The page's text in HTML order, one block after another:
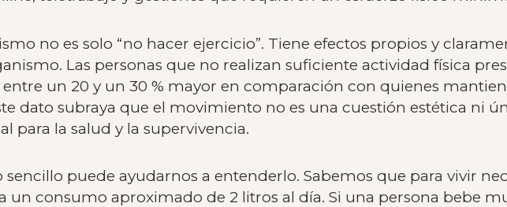
no es solo “no hacer ejercicio”. Tiene efectos propios y
Las personas que no realizan suficiente actividad física
un 20 y un 30 % mayor en comparación con quienes
dato subraya que el movimiento no es una cuestión estética ni
para la salud y la supervivencia.
sencillo puede ayudarnos a entenderlo. Sabemos que para vivir
un consumo aproximado de 2 litros al día. Si una persona bebe